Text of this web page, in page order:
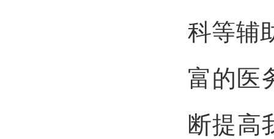
科等辅
富的医
断提高